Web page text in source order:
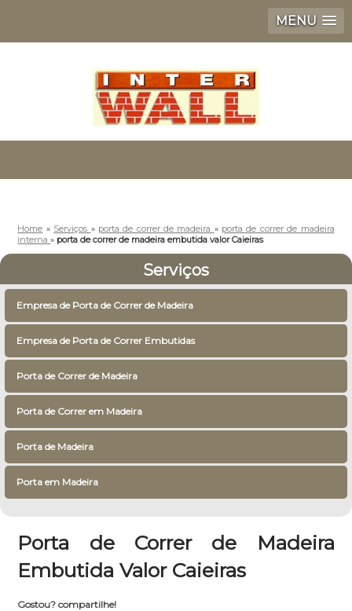
MENU
Home » Serviços » porta de correr de madeira » porta de correr de madeira
interna» porta de correr de madeira embutida valor Caieiras
Serviços
Empresa de Porta de Correr de Madeira
Empresa de Porta de Correr Embutidas
Porta de Correr de Madeira
Porta de Correr em Madeira
Porta de Madeira
Porta em Madeira
Porta de Correr de Madeira
Embutida Valor Caieiras
Gostou? compartilhe!